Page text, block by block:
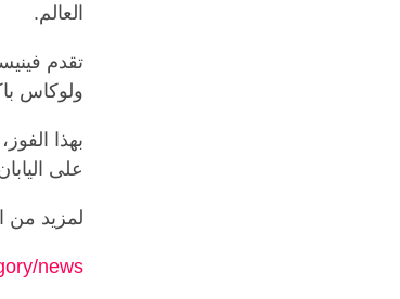
العالم.
ولوكاس باكيتا (36)، فيما أحرز بيك سونج هو هدف
بهذا
على
لمزيد من
news/